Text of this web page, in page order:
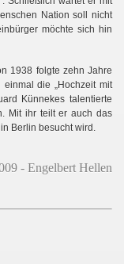
Nation soll nicht
möchte sich hin
1938 folgte zehn Jahre
die „Hochzeit mit
Künnekes talentierte
Mit ihr teilt er auch das
Berlin besucht wird.
- Engelbert Hellen